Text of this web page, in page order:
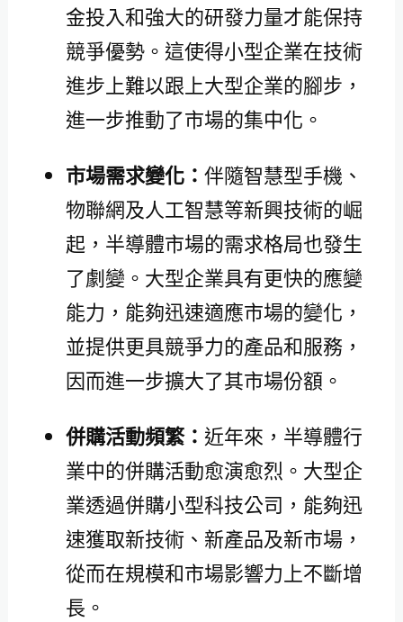
金投入和強大的研發力量才能保持
競爭優勢。這使得小型企業在技術
進步上難以跟上大型企業的腳步，
進一步推動了市場的集中化。
市場需求變化： 伴隨智慧型手機、
物聯網及人工智慧等新興技術的崛
起，半導體市場的需求格局也發生
了劇變。大型企業具有更快的應變
能力，能夠迅速適應市場的變化，
並提供更具競爭力的產品和服務，
因而進一步擴大了其市場份額。
併購活動頻繁： 近年來，半導體行
業中的併購活動愈演愈烈。大型企
業透過併購小型科技公司，能夠迅
速獲取新技術、新產品及新市場，
從而在規模和市場影響力上不斷增
長。